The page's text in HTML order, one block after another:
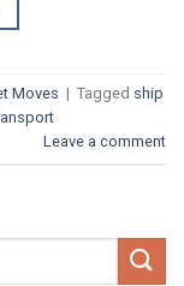
Moves | Tagged ship
Leave a comment